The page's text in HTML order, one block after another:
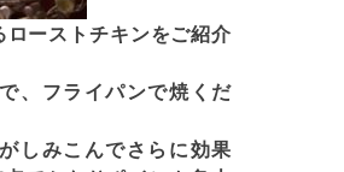
ーストチキンをご紹介
、フライパンで焼くだ
しみこんでさらに効果